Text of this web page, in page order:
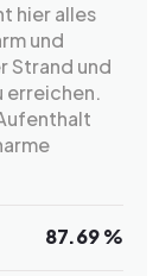
hier alles
und
Strand und
erreichen.
87.69 %